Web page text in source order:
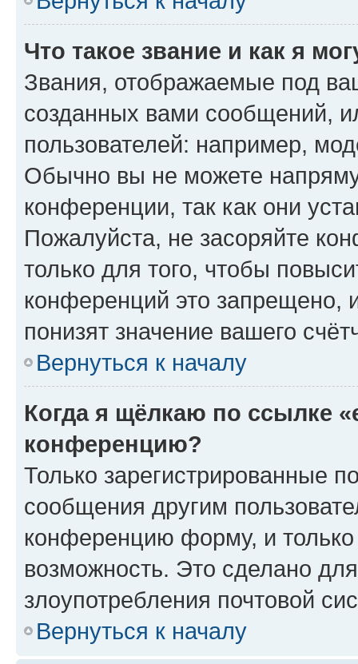
Что такое звание и как я
Звания, отображаемые под
созданных вами сообщений,
пользователей: например,
Обычно вы не можете
конференции, так как они
Пожалуйста, не засоряйте
только для того, чтобы
конференций это запрещено,
понизят значение вашего
Вернуться к началу
Когда я щёлкаю по ссылке
конференцию?
Только зарегистрированные
сообщения другим
конференцию форму, и
возможность. Это сделано
злоупотребления почтовой
Вернуться к началу